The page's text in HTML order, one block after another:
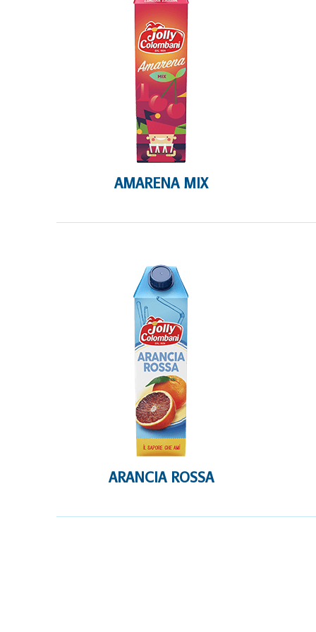
AMARENA MIX
ARANCIA ROSSA